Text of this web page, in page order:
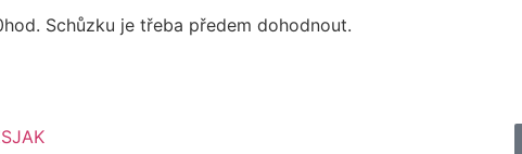
Schůzku je třeba předem dohodnout.